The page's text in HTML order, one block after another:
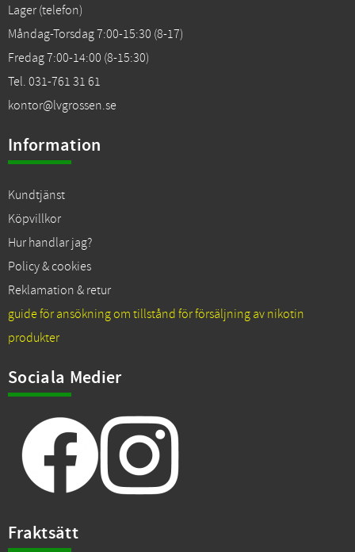
Lager (telefon)
Måndag-Torsdag 7:00-15:30 (8-17)
Fredag 7:00-14:00 (8-15:30)
Tel. 031-761 31 61
kontor@lvgrossen.se
Information
Kundtjänst
Köpvillkor
Hur handlar jag?
Policy & cookies
Reklamation & retur
guide för ansökning om tillstånd för försäljning av nikotin
produkter
Sociala Medier
Fraktsätt